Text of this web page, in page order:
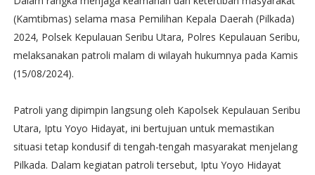
(Kamtibmas) selama masa Pemilihan Kepala Daerah (Pilkada)
2024, Polsek Kepulauan Seribu Utara, Polres Kepulauan Seribu,
melaksanakan patroli malam di wilayah hukumnya pada Kamis
(15/08/2024).
Patroli yang dipimpin langsung oleh Kapolsek Kepulauan Seribu
Utara, Iptu Yoyo Hidayat, ini bertujuan untuk memastikan
situasi tetap kondusif di tengah-tengah masyarakat menjelang
Pilkada. Dalam kegiatan patroli tersebut, Iptu Yoyo Hidayat